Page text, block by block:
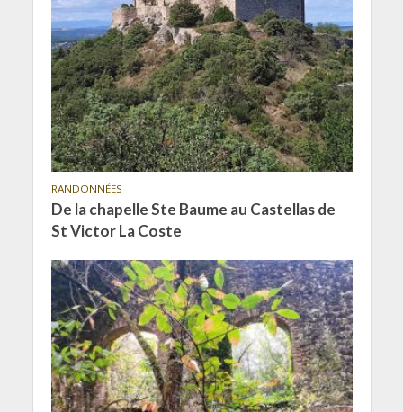
RANDONNÉES
De la chapelle Ste Baume au Castellas de
St Victor La Coste